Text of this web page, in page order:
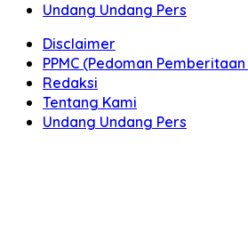
Undang Undang Pers
Disclaimer
PPMC (Pedoman
Redaksi
Tentang Kami
Undang Undang Pers